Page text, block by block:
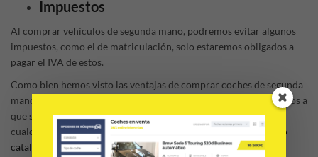
Impuestos
Al comprar vehículos de segunda mano, podremos evitar algunos
impuestos, como el de matriculación, solo estaremos obligados a
pagar el IVA de estos.
Como bien hemos visto las ventajas de comprar coches de segunda
mano son mayúsculas, es por ello que desde Miñacar, os invitamos a
que si quereis comprar coches de segunda mano en Málaga o
cualquier otra provincia no dudéis en
consultar nuestro amplio
catalálogo
y disfrutar de todas estasventajas.